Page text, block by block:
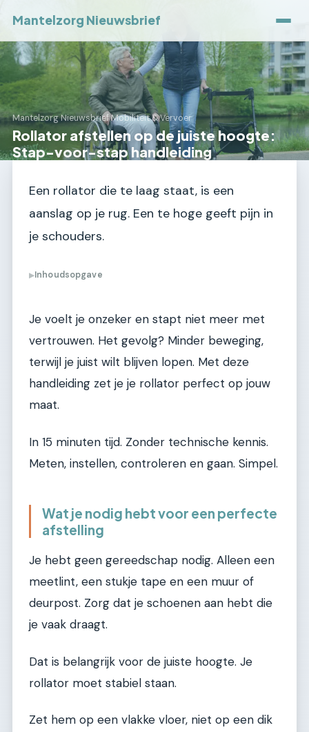
Mantelzorg Nieuwsbrief
Mantelzorg Nieuwsbrief›Mobiliteit & Vervoer
Rollator afstellen op de juiste hoogte:
Stap-voor-stap handleiding
Een rollator die te laag staat, is een
aanslag op je rug. Een te hoge geeft pijn in
je schouders.
▶Inhoudsopgave
Je voelt je onzeker en stapt niet meer met
vertrouwen. Het gevolg? Minder beweging,
terwijl je juist wilt blijven lopen. Met deze
handleiding zet je je rollator perfect op jouw
maat.
In 15 minuten tijd. Zonder technische kennis.
Meten, instellen, controleren en gaan. Simpel.
Wat je nodig hebt voor een perfecte
afstelling
Je hebt geen gereedschap nodig. Alleen een
meetlint, een stukje tape en een muur of
deurpost. Zorg dat je schoenen aan hebt die
je vaak draagt.
Dat is belangrijk voor de juiste hoogte. Je
rollator moet stabiel staan.
Zet hem op een vlakke vloer, niet op een dik